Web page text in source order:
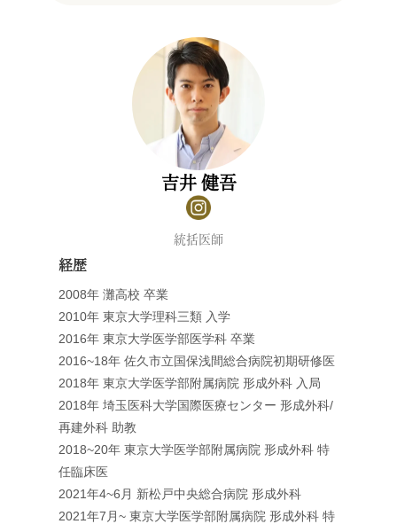
吉井 健吾
統括医師
経歴
2008年 灘高校 卒業
2010年 東京大学理科三類 入学
2016年 東京大学医学部医学科 卒業
2016~18年 佐久市立国保浅間総合病院初期研修医
2018年 東京大学医学部附属病院 形成外科 入局
2018年 埼玉医科大学国際医療センター 形成外科/
再建外科 助教
2018~20年 東京大学医学部附属病院 形成外科 特
任臨床医
2021年4~6月 新松戸中央総合病院 形成外科
2021年7月~ 東京大学医学部附属病院 形成外科 特